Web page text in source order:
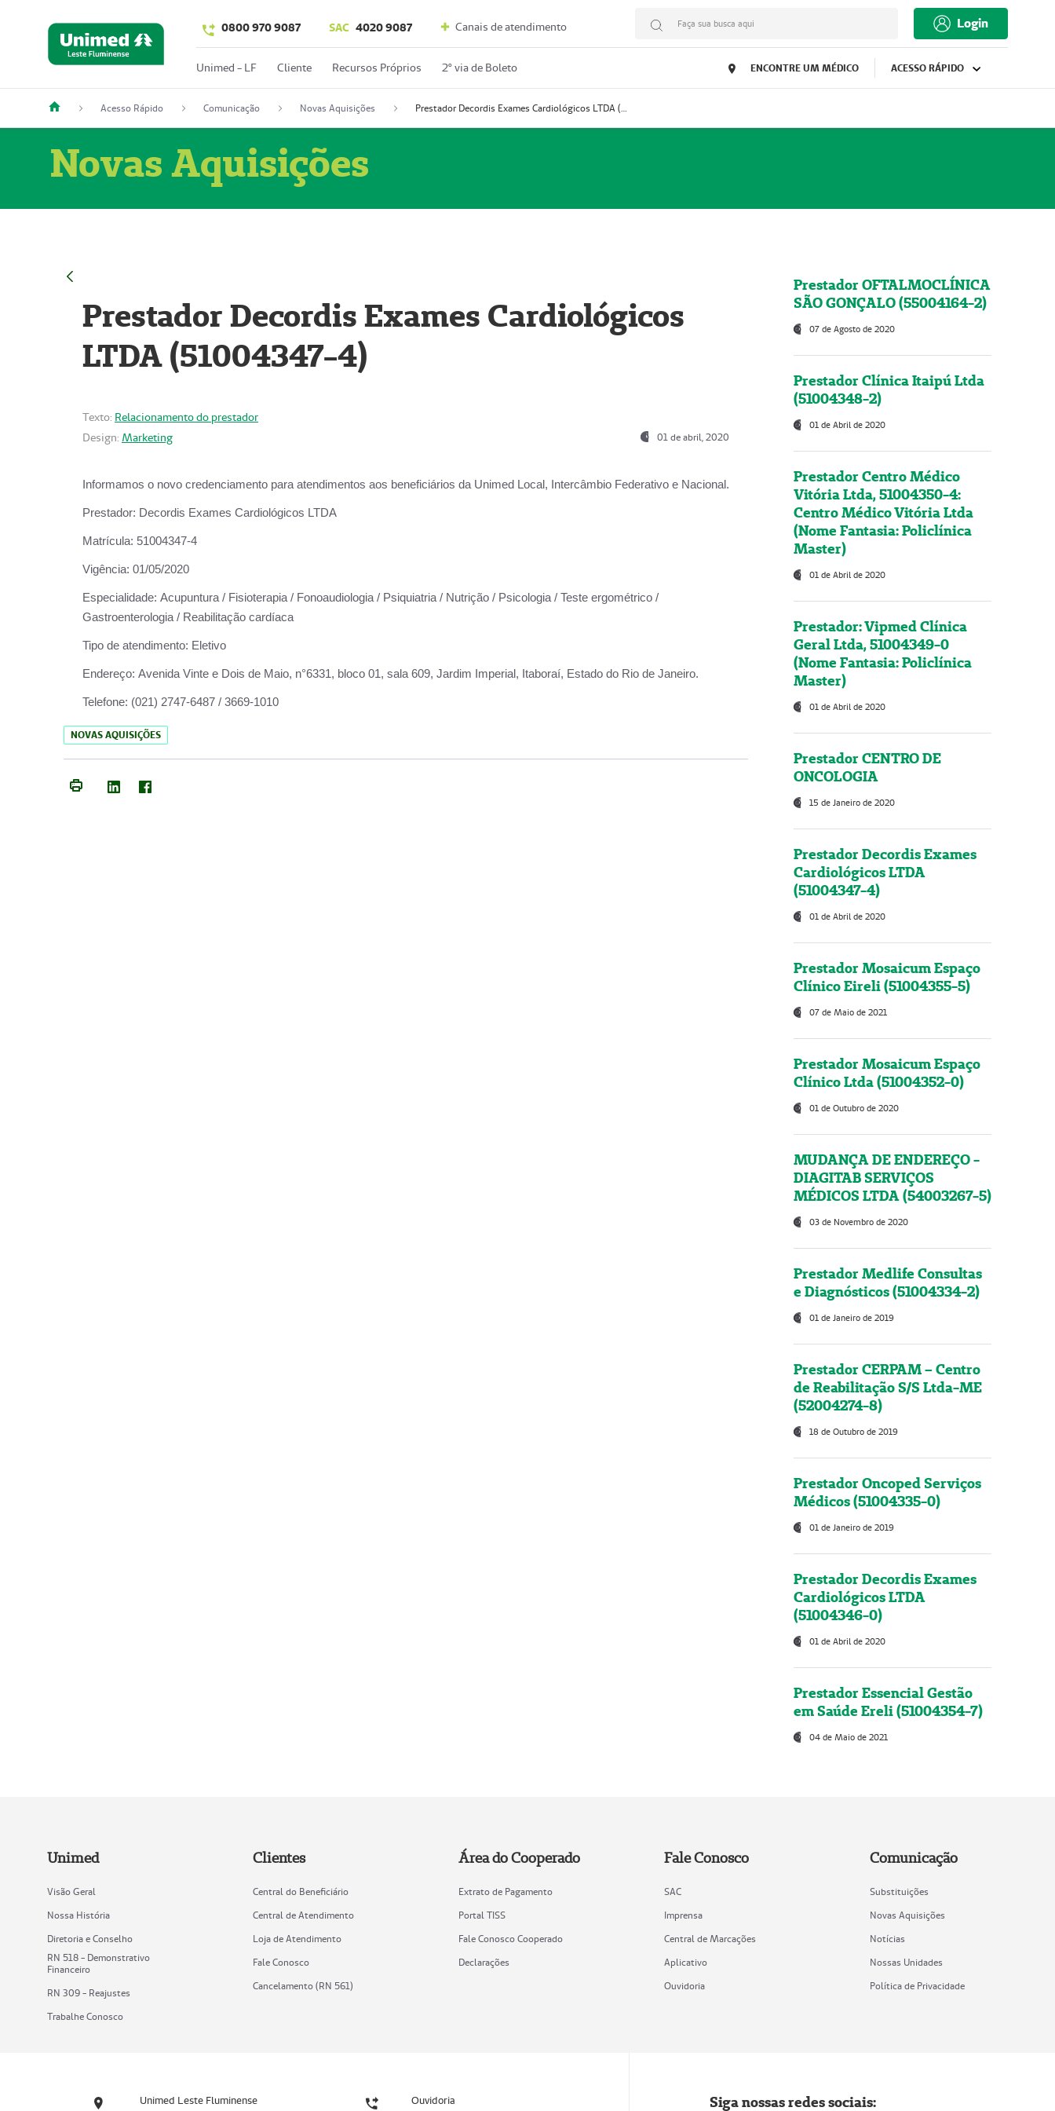
0800 970 9087 SAC 4020 9087 Canais de atendimento Faça sua busca aqui Login
Unimed - LF Cliente Recursos Próprios 2º via de Boleto ENCONTRE UM MÉDICO ACESSO RÁPIDO
Acesso Rápido Comunicação Novas Aquisições Prestador Decordis Exames Cardiológicos LTDA (51004347-4)
Novas Aquisições
Prestador Decordis Exames Cardiológicos
LTDA (51004347-4)
Texto: Relacionamento do prestador
Design: Marketing 01 de abril, 2020
Informamos o novo credenciamento para atendimentos aos beneficiários da Unimed Local, Intercâmbio Federativo e Nacional.
Prestador: Decordis Exames Cardiológicos LTDA
Matrícula: 51004347-4
Vigência: 01/05/2020
Especialidade: Acupuntura / Fisioterapia / Fonoaudiologia / Psiquiatria / Nutrição / Psicologia / Teste ergométrico /
Gastroenterologia / Reabilitação cardíaca
Tipo de atendimento: Eletivo
Endereço: Avenida Vinte e Dois de Maio, n°6331, bloco 01, sala 609, Jardim Imperial, Itaboraí, Estado do Rio de Janeiro.
Telefone: (021) 2747-6487 / 3669-1010
NOVAS AQUISIÇÕES
Prestador OFTALMOCLÍNICA
SÃO GONÇALO (55004164-2)
07 de Agosto de 2020
Prestador Clínica Itaipú Ltda
(51004348-2)
01 de Abril de 2020
Prestador Centro Médico
Vitória Ltda, 51004350-4:
Centro Médico Vitória Ltda
(Nome Fantasia: Policlínica
Master)
01 de Abril de 2020
Prestador: Vipmed Clínica
Geral Ltda, 51004349-0
(Nome Fantasia: Policlínica
Master)
01 de Abril de 2020
Prestador CENTRO DE
ONCOLOGIA
15 de Janeiro de 2020
Prestador Decordis Exames
Cardiológicos LTDA
(51004347-4)
01 de Abril de 2020
Prestador Mosaicum Espaço
Clínico Eireli (51004355-5)
07 de Maio de 2021
Prestador Mosaicum Espaço
Clínico Ltda (51004352-0)
01 de Outubro de 2020
MUDANÇA DE ENDEREÇO -
DIAGITAB SERVIÇOS
MÉDICOS LTDA (54003267-5)
03 de Novembro de 2020
Prestador Medlife Consultas
e Diagnósticos (51004334-2)
01 de Janeiro de 2019
Prestador CERPAM – Centro
de Reabilitação S/S Ltda-ME
(52004274-8)
18 de Outubro de 2019
Prestador Oncoped Serviços
Médicos (51004335-0)
01 de Janeiro de 2019
Prestador Decordis Exames
Cardiológicos LTDA
(51004346-0)
01 de Abril de 2020
Prestador Essencial Gestão
em Saúde Ereli (51004354-7)
04 de Maio de 2021
Unimed
Visão Geral
Nossa História
Diretoria e Conselho
RN 518 - Demonstrativo
Financeiro
RN 309 - Reajustes
Trabalhe Conosco
Clientes
Central do Beneficiário
Central de Atendimento
Loja de Atendimento
Fale Conosco
Cancelamento (RN 561)
Área do Cooperado
Extrato de Pagamento
Portal TISS
Fale Conosco Cooperado
Declarações
Fale Conosco
SAC
Imprensa
Central de Marcações
Aplicativo
Ouvidoria
Comunicação
Substituições
Novas Aquisições
Notícias
Nossas Unidades
Política de Privacidade
Unimed Leste Fluminense Ouvidoria Siga nossas redes sociais: